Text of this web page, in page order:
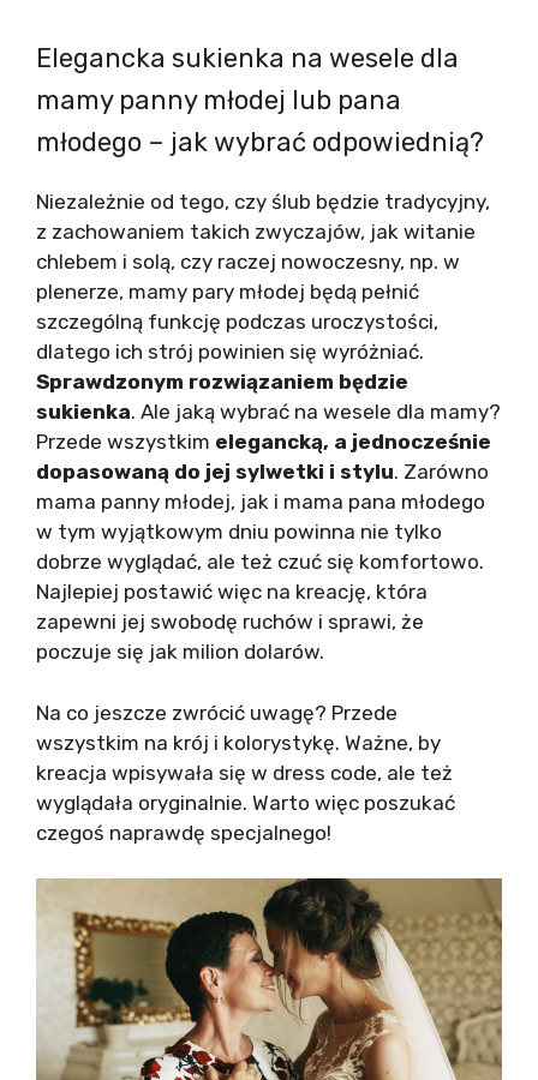
Elegancka sukienka na wesele dla
mamy panny młodej lub pana
młodego – jak wybrać odpowiednią?
Niezależnie od tego, czy ślub będzie tradycyjny,
z zachowaniem takich zwyczajów, jak witanie
chlebem i solą, czy raczej nowoczesny, np. w
plenerze, mamy pary młodej będą pełnić
szczególną funkcję podczas uroczystości,
dlatego ich strój powinien się wyróżniać.
Sprawdzonym rozwiązaniem będzie
sukienka. Ale jaką wybrać na wesele dla mamy?
Przede wszystkim elegancką, a jednocześnie
dopasowaną do jej sylwetki i stylu. Zarówno
mama panny młodej, jak i mama pana młodego
w tym wyjątkowym dniu powinna nie tylko
dobrze wyglądać, ale też czuć się komfortowo.
Najlepiej postawić więc na kreację, która
zapewni jej swobodę ruchów i sprawi, że
poczuje się jak milion dolarów.
Na co jeszcze zwrócić uwagę? Przede
wszystkim na krój i kolorystykę. Ważne, by
kreacja wpisywała się w dress code, ale też
wyglądała oryginalnie. Warto więc poszukać
czegoś naprawdę specjalnego!